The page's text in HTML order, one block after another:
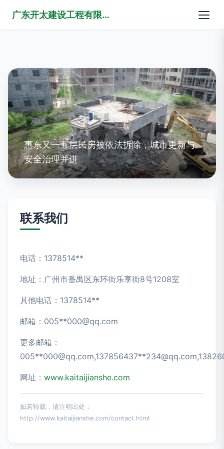
广东开太建设工程有限公司
惠东又一五层民房被依法拆除，城市更新与
安全治理并进
联系我们
电话：1378514**
地址：广州市番禺区东环街乐享街8号1208室
其他电话：1378514**
邮箱：005**000@qq.com
更多邮箱：
005**000@qq.com,137856437**234@qq.com
网址： www.kaitaijianshe.com
如若转载，请注明出处：
http://www.kaitaijianshe.com/contact.html